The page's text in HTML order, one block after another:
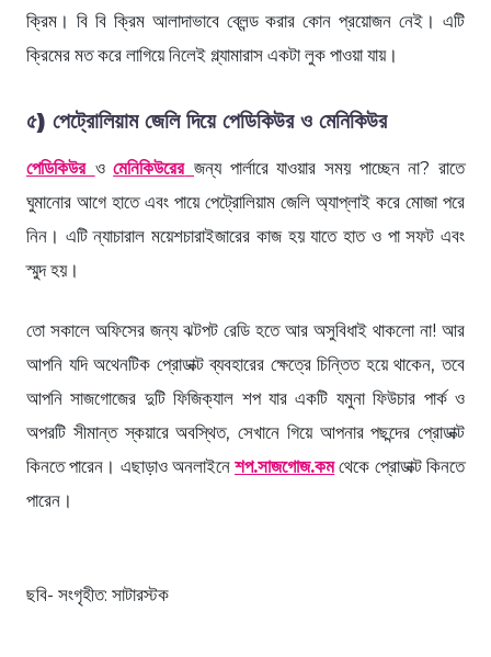
ক্রিম। বি বি ক্রিম আলাদাভাবে ব্লেন্ড করার কোন প্রয়োজন নেই। এটি
ক্রিমের মত করে লাগিয়ে নিলেই গ্ল্যামারাস একটা লুক পাওয়া যায়।
৫) পেট্রোলিয়াম জেলি দিয়ে পেডিকিউর ও মেনিকিউর
পেডিকিউর ওমেনিকিউরের জন্য পার্লারে যাওয়ার সময় পাচ্ছেন না? রাতে
ঘুমানোর আগে হাতে এবং পায়ে পেট্রোলিয়াম জেলি অ্যাপ্লাই করে মোজা পরে
নিন। এটি ন্যাচারাল ময়েশচারাইজারের কাজ হয় যাতে হাত ও পা সফট এবং
স্মুদ হয়।
তো সকালে অফিসের জন্য ঝটপট রেডি হতে আর অসুবিধাই থাকলো না! আর
আপনি যদি অথেনটিক প্রোডাক্ট ব্যবহারের ক্ষেত্রে চিন্তিত হয়ে থাকেন, তবে
আপনি সাজগোজের দুটি ফিজিক্যাল শপ যার একটি যমুনা ফিউচার পার্ক ও
অপরটি সীমান্ত স্কয়ারে অবস্থিত, সেখানে গিয়ে আপনার পছন্দের প্রোডাক্ট
কিনতে পারেন। এছাড়াও অনলাইনেশপ.সাজগোজ.কমথেকে প্রোডাক্ট কিনতে
পারেন।
ছবি- সংগৃহীত: সাটারস্টক